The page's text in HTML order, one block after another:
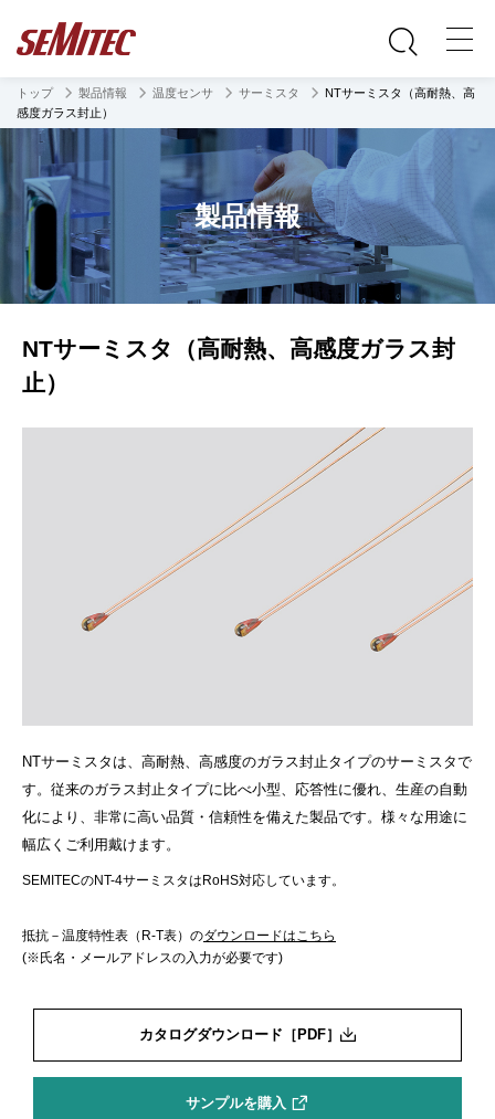
トップ 製品情報 温度センサ サーミスタ
NTサーミスタ（高耐熱、高
感度ガラス封止）
製品情報
NTサーミスタ（高耐熱、高感度ガラス封
止）
NTサーミスタは、高耐熱、高感度のガラス封止タイプのサーミスタで
す。従来のガラス封止タイプに比べ小型、応答性に優れ、生産の自動
化により、非常に高い品質・信頼性を備えた製品です。様々な用途に
幅広くご利用戴けます。
SEMITECのNT-4サーミスタはRoHS対応しています。
抵抗－温度特性表（R-T表）のダウンロードはこちら
(※氏名・メールアドレスの入力が必要です)
カタログダウンロード［PDF］
サンプルを購入